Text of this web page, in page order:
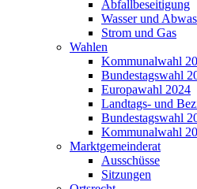
Abfallbeseitigung
Wasser und
Strom und Gas
Wahlen
Kommunalwahl
Bundestagswahl
Europawahl 2024
Landtags- und
Bundestagswahl
Kommunalwahl
Marktgemeinderat
Ausschüsse
Sitzungen